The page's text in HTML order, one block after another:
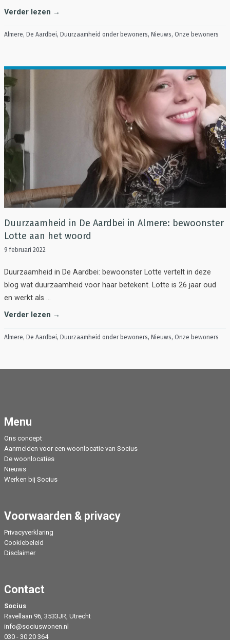
Verder lezen →
Almere, De Aardbei, Duurzaamheid onder bewoners, Nieuws, Onze bewoners
Duurzaamheid in De Aardbei in Almere: bewoonster
Lotte aan het woord
9 februari 2022
Duurzaamheid in De Aardbei: bewoonster Lotte vertelt in deze
blog wat duurzaamheid voor haar betekent. Lotte is 26 jaar oud
en werkt als …
Verder lezen →
Almere, De Aardbei, Duurzaamheid onder bewoners, Nieuws, Onze bewoners
Menu
Ons concept
Aanmelden voor een woonlocatie van Socius
De woonlocaties
Nieuws
Werken bij Socius
Voorwaarden & privacy
Privacyverklaring
Cookiebeleid
Disclaimer
Contact
Socius
Ravellaan 96, 3533JR, Utrecht
info@sociuswonen.nl
030 - 30 20 364